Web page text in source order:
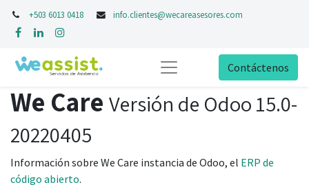
+503 6013 0418 info.clientes@wecareasesores.com
Contáctenos
We Care Versión de Odoo 15.0-
20220405
Información sobre We Care instancia de Odoo, el ERP de
código abierto.